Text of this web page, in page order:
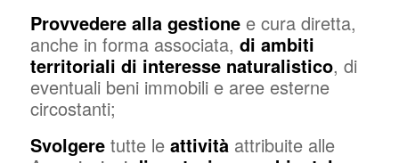
Provvedere alla gestionee cura diretta,
anche in forma associata, di ambiti
territoriali di interesse naturalistico, di
eventuali beni immobili e aree esterne
circostanti;
Svolgeretutte le attivitàattribuite alle